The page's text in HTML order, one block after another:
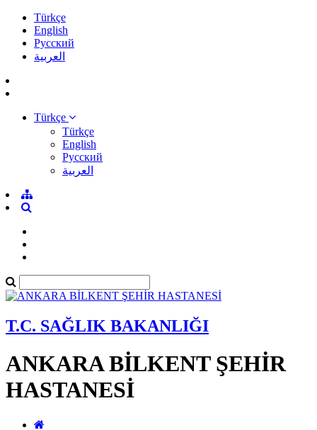
Türkçe
English
Pусский
العربية
Türkçe
Türkçe
English
Pусский
العربية
T.C. SAĞLIK BAKANLIĞI
ANKARA BİLKENT ŞEHİR
HASTANESİ